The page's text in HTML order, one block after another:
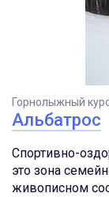
Горнолыжный
Альбатрос
Спортивно-
это зона
живописном